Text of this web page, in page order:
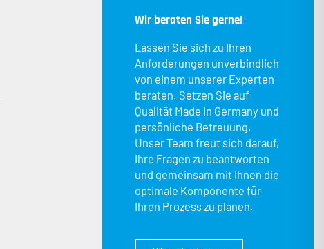
Wir beraten Sie gerne!
Lassen Sie sich zu Ihren
Anforderungen unverbindlich
von einem unserer Experten
beraten. Setzen Sie auf
Qualität Made in Germany und
persönliche Betreuung.
Unser Team freut sich darauf,
Ihre Fragen zu beantworten
und gemeinsam mit Ihnen die
optimale Komponente für
Ihren Prozess zu planen.